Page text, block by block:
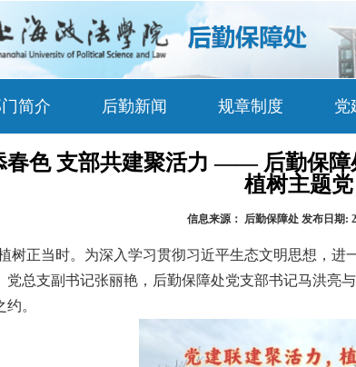
简介 后勤新闻 规章制度 党
春色 支部共建聚活力 —— 后勤保
植树主题
信息来源： 后勤保障处 发布日期:
树正当时。为深入学习贯彻习近平生态文明思想，进
党总支副书记张丽艳，后勤保障处党支部书记马洪亮
。